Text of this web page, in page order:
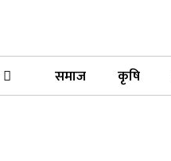
समाज कृषि